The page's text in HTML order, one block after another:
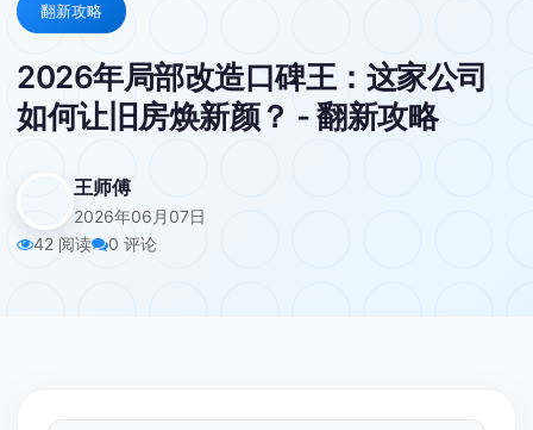
翻新攻略
2026年局部改造口碑王：这家公司
如何让旧房焕新颜？ - 翻新攻略
王师傅
2026年06月07日
42 阅读
0 评论